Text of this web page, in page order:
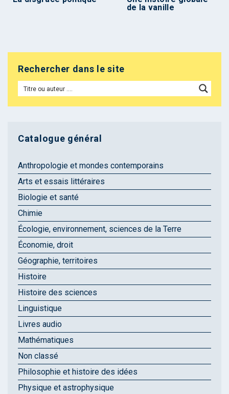
de la vanille
Rechercher dans le site
Catalogue général
Anthropologie et mondes contemporains
Arts et essais littéraires
Biologie et santé
Chimie
Écologie, environnement, sciences de la Terre
Économie, droit
Géographie, territoires
Histoire
Histoire des sciences
Linguistique
Livres audio
Mathématiques
Non classé
Philosophie et histoire des idées
Physique et astrophysique